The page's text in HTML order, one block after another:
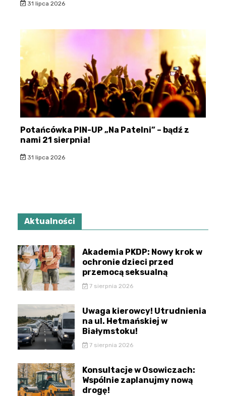
31 lipca 2026
Potańcówka PIN-UP „Na Patelni” – bądź z
nami 21 sierpnia!
31 lipca 2026
Aktualności
Akademia PKDP: Nowy krok w
ochronie dzieci przed
przemocą seksualną
7 sierpnia 2026
Uwaga kierowcy! Utrudnienia
na ul. Hetmańskiej w
Białymstoku!
7 sierpnia 2026
Konsultacje w Osowiczach:
Wspólnie zaplanujmy nową
drogę!